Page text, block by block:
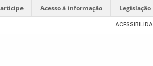
Acesso à informação Legislação